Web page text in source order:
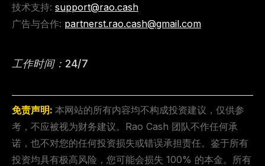
技术支持: support@rao.cash
广告与合作: partnerst.rao.cash@gmail.com
工作时间：24/7
免责声明: 本网站的所有内容均不构成投资建议，仅供参
考，不应被视为财务建议。Rao Cash 团队不作任何承
诺，也不对您的任何投资损失或错误承担责任。鉴于所有
投资均具有极高风险，您可能会损失 100% 的本金。所有